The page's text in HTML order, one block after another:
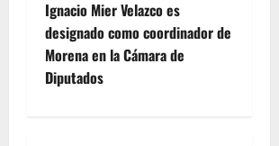
t
n
a
Ignacio Mier Velazco es
designado como coordinador de
Morena en la Cámara de
Diputados